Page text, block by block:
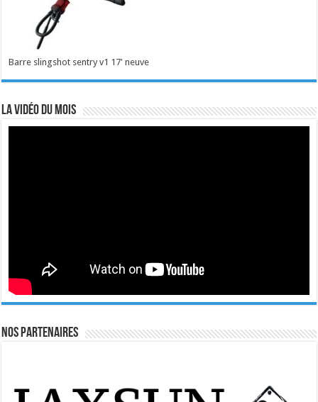
Barre slingshot sentry v1 17' neuve
La vidéo du mois
Nos Partenaires